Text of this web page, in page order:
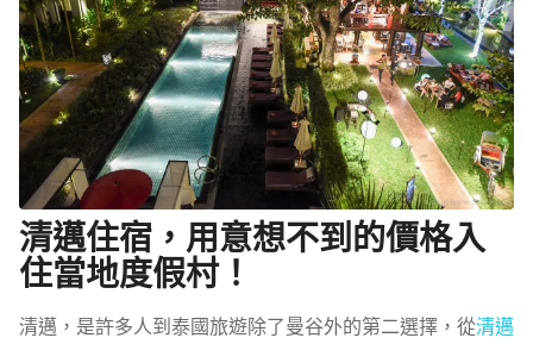
清邁住宿，用意想不到的價格入
住當地度假村！
清邁，是許多人到泰國旅遊除了曼谷外的第二選擇，從清邁